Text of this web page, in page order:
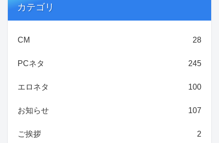
カテゴリ
CM 28
PCネタ 245
エロネタ 100
お知らせ 107
ご挨拶 2